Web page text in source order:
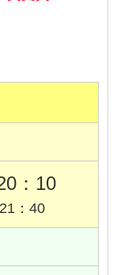
：10
：40